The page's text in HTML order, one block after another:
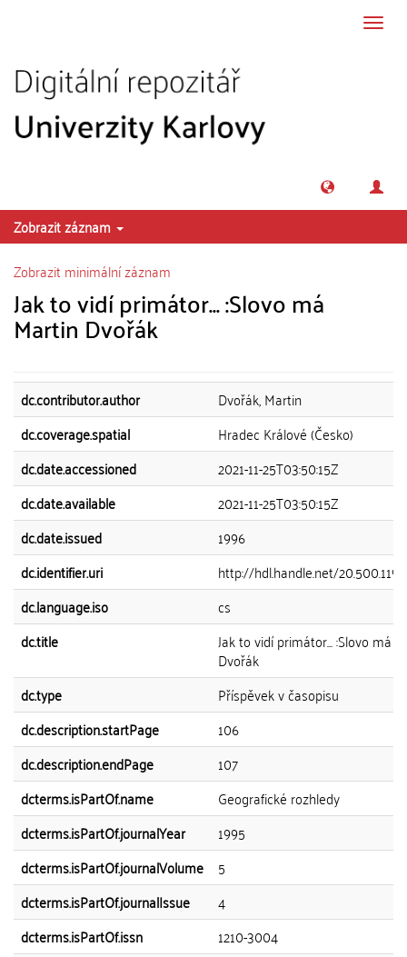
Zobrazit záznam
Zobrazit minimální záznam
Jak to vidí primátor... :Slovo má
Martin Dvořák
dc.contributor.author
Dvořák, Martin
dc.coverage.spatial
Hradec Králové (Česko)
dc.date.accessioned
2021-11-25T03:50:15Z
dc.date.available
2021-11-25T03:50:15Z
dc.date.issued
1996
dc.identifier.uri
http://hdl.handle.net/
dc.language.iso
cs
dc.title
Jak to vidí primátor... :Slovo má
Dvořák
dc.type
Příspěvek v časopisu
dc.description.startPage
106
dc.description.endPage
107
dcterms.isPartOf.name
Geografické rozhledy
dcterms.isPartOf.journalYear
1995
dcterms.isPartOf.journalVolume
5
dcterms.isPartOf.journalIssue
4
dcterms.isPartOf.issn
1210-3004